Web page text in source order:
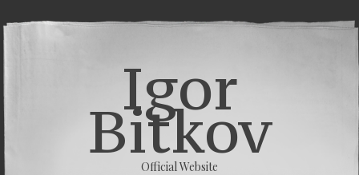
Igor
Bitkov
Official Website